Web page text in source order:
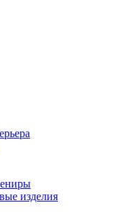
изделия